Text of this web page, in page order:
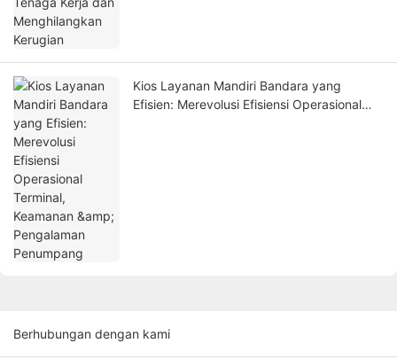
Kios Layanan Mandiri Bandara yang
Efisien: Merevolusi Efisiensi Operasional
Berhubungan dengan kami